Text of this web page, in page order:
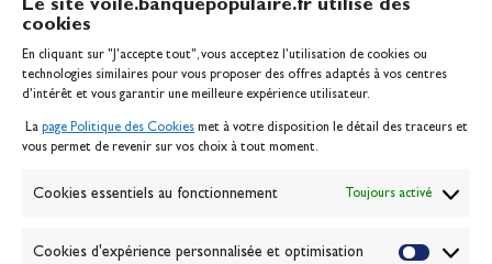
cookies
En cliquant sur "J'accepte tout", vous acceptez l’utilisation de cookies ou
technologies similaires pour vous proposer des offres adaptés à vos centres
d’intérêt et vous garantir une meilleure expérience utilisateur.
La page Politique des Cookies met à votre disposition le détail des traceurs et
vous permet de revenir sur vos choix à tout moment.
Cookies essentiels au fonctionnement Toujours activé
Cookies d'expérience personnalisée et optimisation
Inscription serveur média
Contact
Politique des cookies
Banque de la voile
Passion Voile TV